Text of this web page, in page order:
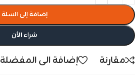
إضافة إلى السلة
شراء الأن
مقارنة إضافة الى المفضلة